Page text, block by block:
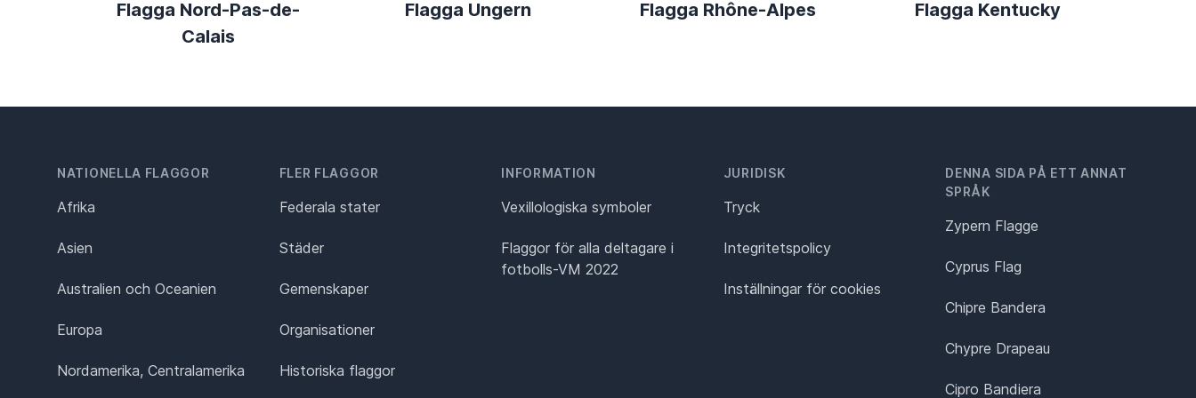
Flagga Nord-Pas-de-
Calais
Flagga Ungern Flagga Rhône-Alpes Flagga Kentucky
NATIONELLA FLAGGOR
Afrika
Asien
Australien och Oceanien
Europa
Nordamerika, Centralamerika
FLER FLAGGOR
Federala stater
Städer
Gemenskaper
Organisationer
Historiska flaggor
INFORMATION
Vexillologiska symboler
Flaggor för alla deltagare i
fotbolls-VM 2022
JURIDISK
Tryck
Integritetspolicy
Inställningar för cookies
DENNA SIDA PÅ ETT ANNAT
SPRÅK
Zypern Flagge
Cyprus Flag
Chipre Bandera
Chypre Drapeau
Cipro Bandiera